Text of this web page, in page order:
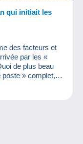
qui initiait les
des facteurs et
par les «
poste » complet,
? Quoi de